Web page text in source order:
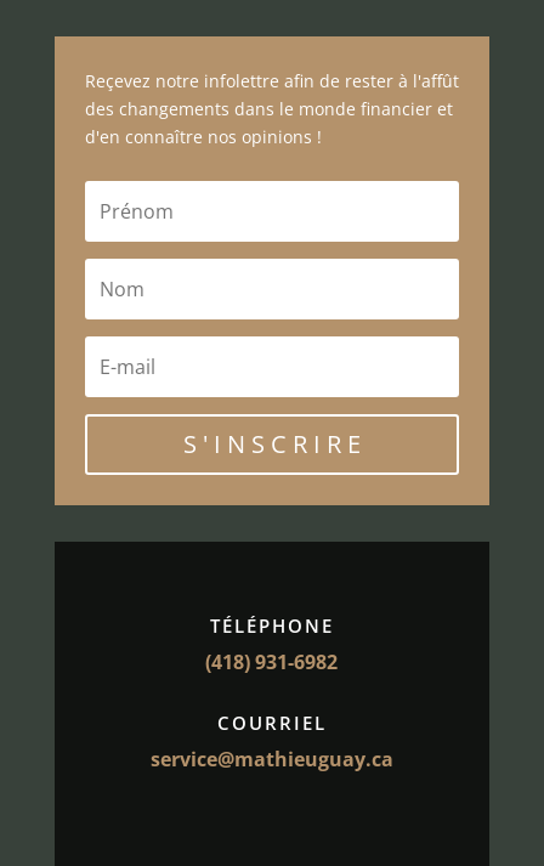
Reçevez notre infolettre afin de rester à l'affût
des changements dans le monde financier et
d'en connaître nos opinions !
S ' I N S C R I R E
TÉLÉPHONE
(418) 931-6982
COURRIEL
service@mathieuguay.ca